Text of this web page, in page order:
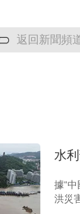
返回新聞頻
水
據“
洪災